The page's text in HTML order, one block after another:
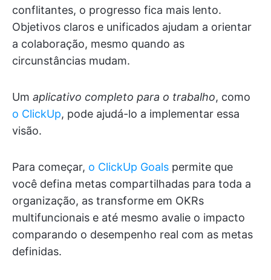
conflitantes, o progresso fica mais lento.
Objetivos claros e unificados ajudam a orientar
a colaboração, mesmo quando as
circunstâncias mudam.
Um aplicativo completo para o trabalho, como
o ClickUp, pode ajudá-lo a implementar essa
visão.
Para começar, o ClickUp Goals permite que
você defina metas compartilhadas para toda a
organização, as transforme em OKRs
multifuncionais e até mesmo avalie o impacto
comparando o desempenho real com as metas
definidas.